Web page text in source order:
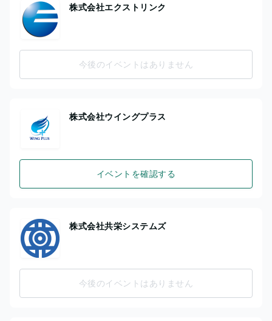
株式会社エクストリンク
今後のイベントはありません
株式会社ウイングプラス
イベントを確認する
株式会社共栄システムズ
今後のイベントはありません